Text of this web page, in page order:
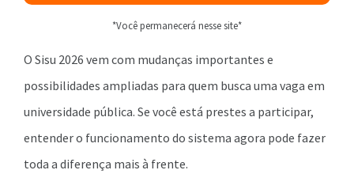
*Você permanecerá nesse site*
O Sisu 2026 vem com mudanças importantes e
possibilidades ampliadas para quem busca uma vaga em
universidade pública. Se você está prestes a participar,
entender o funcionamento do sistema agora pode fazer
toda a diferença mais à frente.